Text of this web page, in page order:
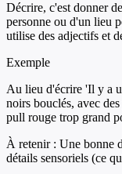
Décrire, c'est donner
personne ou d'un lieu
utilise des adjectifs et
Exemple
Au lieu d'écrire 'Il y a
noirs bouclés, avec
pull rouge trop grand
À retenir : Une bonne
détails sensoriels (ce